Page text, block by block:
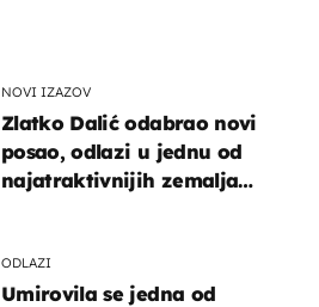
NOVI IZAZOV
Zlatko Dalić odabrao novi
posao, odlazi u jednu od
najatraktivnijih zemalja
ODLAZI
Umirovila se jedna od